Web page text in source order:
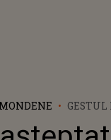
GESTUL
MIAMI,